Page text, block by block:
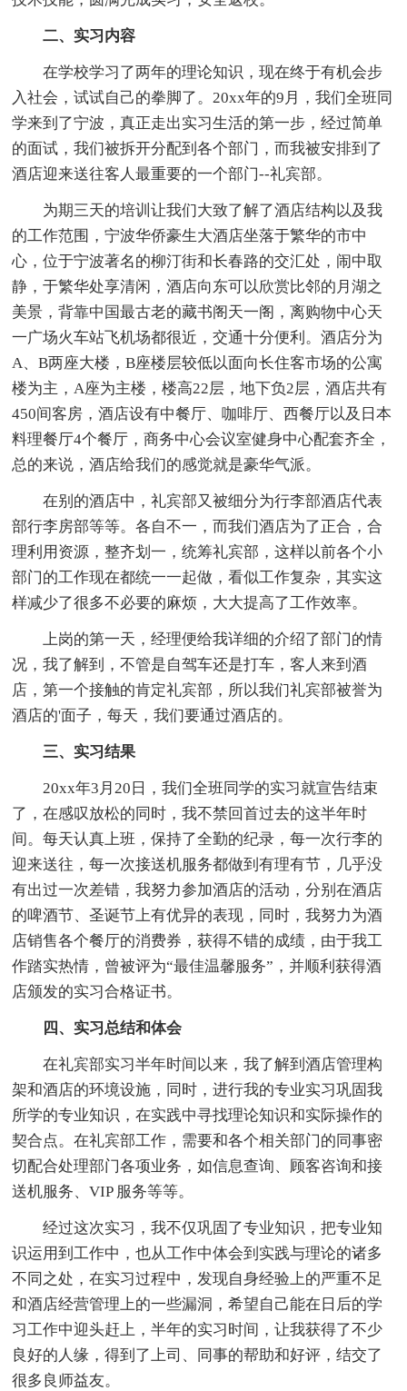
二、实习内容
在学校学习了两年的理论知识，现在终于有机会步
入社会，试试自己的拳脚了。20xx年的9月，我们全班同
学来到了宁波，真正走出实习生活的第一步，经过简单
的面试，我们被拆开分配到各个部门，而我被安排到了
酒店迎来送往客人最重要的一个部门--礼宾部。
为期三天的培训让我们大致了解了酒店结构以及我
的工作范围，宁波华侨豪生大酒店坐落于繁华的市中
心，位于宁波著名的柳汀街和长春路的交汇处，闹中取
静，于繁华处享清闲，酒店向东可以欣赏比邻的月湖之
美景，背靠中国最古老的藏书阁天一阁，离购物中心天
一广场火车站飞机场都很近，交通十分便利。酒店分为
A、B两座大楼，B座楼层较低以面向长住客市场的公寓
楼为主，A座为主楼，楼高22层，地下负2层，酒店共有
450间客房，酒店设有中餐厅、咖啡厅、西餐厅以及日本
料理餐厅4个餐厅，商务中心会议室健身中心配套齐全，
总的来说，酒店给我们的感觉就是豪华气派。
在别的酒店中，礼宾部又被细分为行李部酒店代表
部行李房部等等。各自不一，而我们酒店为了正合，合
理利用资源，整齐划一，统筹礼宾部，这样以前各个小
部门的工作现在都统一一起做，看似工作复杂，其实这
样减少了很多不必要的麻烦，大大提高了工作效率。
上岗的第一天，经理便给我详细的介绍了部门的情
况，我了解到，不管是自驾车还是打车，客人来到酒
店，第一个接触的肯定礼宾部，所以我们礼宾部被誉为
酒店的'面子，每天，我们要通过酒店的。
三、实习结果
20xx年3月20日，我们全班同学的实习就宣告结束
了，在感叹放松的同时，我不禁回首过去的这半年时
间。每天认真上班，保持了全勤的纪录，每一次行李的
迎来送往，每一次接送机服务都做到有理有节，几乎没
有出过一次差错，我努力参加酒店的活动，分别在酒店
的啤酒节、圣诞节上有优异的表现，同时，我努力为酒
店销售各个餐厅的消费券，获得不错的成绩，由于我工
作踏实热情，曾被评为“最佳温馨服务”，并顺利获得酒
店颁发的实习合格证书。
四、实习总结和体会
在礼宾部实习半年时间以来，我了解到酒店管理构
架和酒店的环境设施，同时，进行我的专业实习巩固我
所学的专业知识，在实践中寻找理论知识和实际操作的
契合点。在礼宾部工作，需要和各个相关部门的同事密
切配合处理部门各项业务，如信息查询、顾客咨询和接
送机服务、VIP 服务等等。
经过这次实习，我不仅巩固了专业知识，把专业知
识运用到工作中，也从工作中体会到实践与理论的诸多
不同之处，在实习过程中，发现自身经验上的严重不足
和酒店经营管理上的一些漏洞，希望自己能在日后的学
习工作中迎头赶上，半年的实习时间，让我获得了不少
良好的人缘，得到了上司、同事的帮助和好评，结交了
很多良师益友。